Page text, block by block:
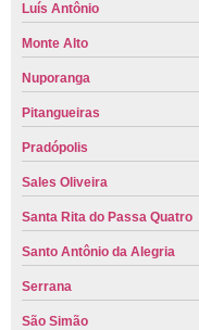
Luís Antônio
Monte Alto
Nuporanga
Pitangueiras
Pradópolis
Sales Oliveira
Santa Rita do Passa Quatro
Santo Antônio da Alegria
Serrana
São Simão